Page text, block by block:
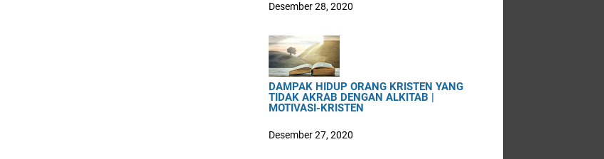
Desember 28, 2020
DAMPAK HIDUP ORANG KRISTEN YANG
TIDAK AKRAB DENGAN ALKITAB |
MOTIVASI-KRISTEN
Desember 27, 2020